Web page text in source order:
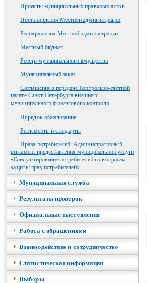
Проекты муниципальных правовых актов
Постановления Местной администрации
Распоряжения Местной администрации
Местный бюджет
Реестр муниципального имущества
Муниципальный заказ
Соглашение о передаче Контрольно-счетной
палате Санкт-Петербурга внешнего
муниципального финансового контроля.
Порядок обжалования
Регламенты и стандарты
Права потребителей: Административный
регламент предоставления муниципальной услуги
«Консультирование потребителей по вопросам
защиты прав потребителей»
Муниципальная служба
Результаты проверок
Официальные выступления
Работа с обращениями
Взаимодействие и сотрудничество
Cтатистическая информация
Выборы